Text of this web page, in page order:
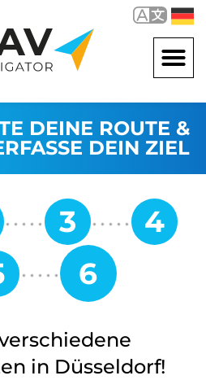
DEINE ROUTE &
DEIN ZIEL
in Düsseldorf!